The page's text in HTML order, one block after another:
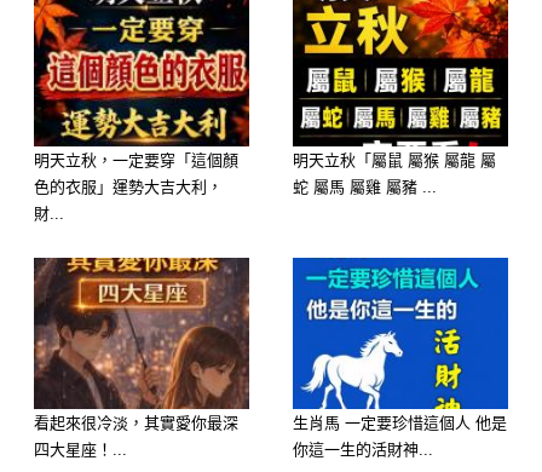
明天立秋，一定要穿「這個顏
色的衣服」運勢大吉大利，
財...
明天立秋「屬鼠 屬猴 屬龍 屬
蛇 屬馬 屬雞 屬豬 ...
看起來很冷淡，其實愛你最深
四大星座！...
生肖馬 一定要珍惜這個人 他是
你這一生的活財神...